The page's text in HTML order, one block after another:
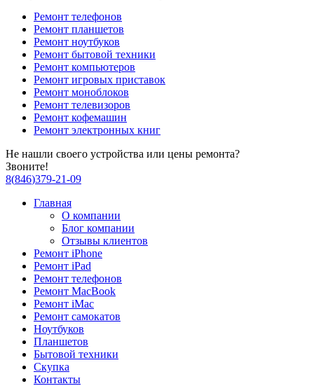
Ремонт телефонов
Ремонт планшетов
Ремонт ноутбуков
Ремонт бытовой техники
Ремонт компьютеров
Ремонт игровых приставок
Ремонт моноблоков
Ремонт телевизоров
Ремонт кофемашин
Ремонт электронных книг
Не нашли своего устройства или цены ремонта?
Звоните!
8(846)379-21-09
Главная
О компании
Блог компании
Отзывы клиентов
Ремонт iPhone
Ремонт iPad
Ремонт телефонов
Ремонт MacBook
Ремонт iMac
Ремонт самокатов
Ноутбуков
Планшетов
Бытовой техники
Скупка
Контакты